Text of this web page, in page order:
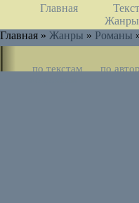
Главная
Жанры
Главная » Жанры » Романы
по текстам
по